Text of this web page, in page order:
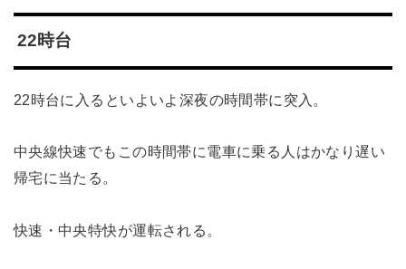
22時台
22時台に入るといよいよ深夜の時間帯に突入。
中央線快速でもこの時間帯に電車に乗る人はかなり遅い
帰宅に当たる。
快速・中央特快が運転される。